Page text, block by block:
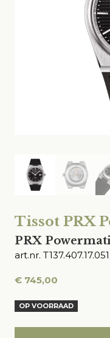
Tissot PRX
PRX
art.nr.
€ 745,00
OP VOORRAAD